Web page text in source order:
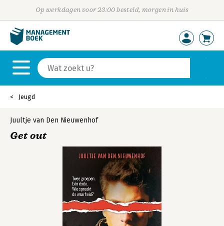
Op werkdagen voor 23:00 besteld, morgen in huis
Jeugd
Juultje van Den Nieuwenhof
Get out